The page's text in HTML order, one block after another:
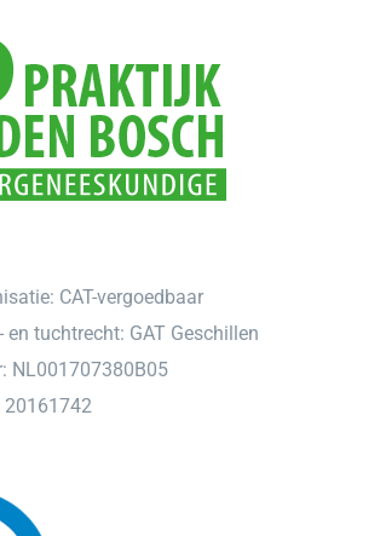
CAT-vergoedbaar
en tuchtrecht: GAT Geschillen
NL001707380B05
20161742